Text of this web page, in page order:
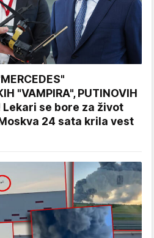
"VAMPIRA", PUTINOVIH
Lekari se bore za život
24 sata krila vest